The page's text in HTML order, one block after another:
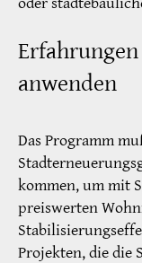
anwenden
Das Programm
kommen, um mit
preiswerten
Projekten, die die